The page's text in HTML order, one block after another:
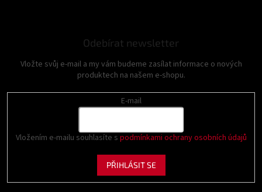
Odebírat newsletter
Vložte svůj e-mail a my vám budeme zasílat informace o nových
produktech na našem e-shopu.
E-mail
Vložením e-mailu souhlasíte s podmínkami ochrany osobních údajů
PŘIHLÁSIT SE